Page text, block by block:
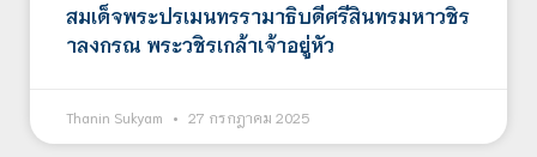
สมเด็จพระปรเมนทรรามาธิบดีศรีสินทรมหาวชิร
าลงกรณ พระวชิรเกล้าเจ้าอยู่หัว
Thanin Sukyam 27 กรกฎาคม 2025